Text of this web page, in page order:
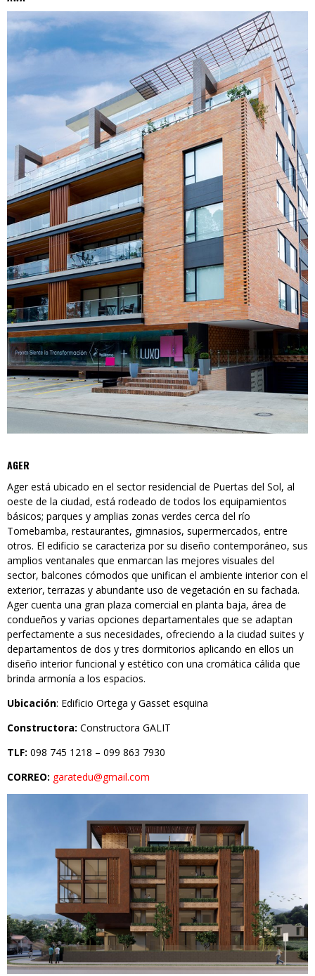
AGER
Ager está ubicado en el sector residencial de Puertas del Sol, al
oeste de la ciudad, está rodeado de todos los equipamientos
básicos; parques y amplias zonas verdes cerca del río
Tomebamba, restaurantes, gimnasios, supermercados, entre
otros. El edificio se caracteriza por su diseño contemporáneo, sus
amplios ventanales que enmarcan las mejores visuales del
sector, balcones cómodos que unifican el ambiente interior con el
exterior, terrazas y abundante uso de vegetación en su fachada.
Ager cuenta una gran plaza comercial en planta baja, área de
condueños y varias opciones departamentales que se adaptan
perfectamente a sus necesidades, ofreciendo a la ciudad suites y
departamentos de dos y tres dormitorios aplicando en ellos un
diseño interior funcional y estético con una cromática cálida que
brinda armonía a los espacios.
Ubicación: Edificio Ortega y Gasset esquina
Constructora: Constructora GALIT
TLF: 098 745 1218 – 099 863 7930
CORREO: garatedu@gmail.com